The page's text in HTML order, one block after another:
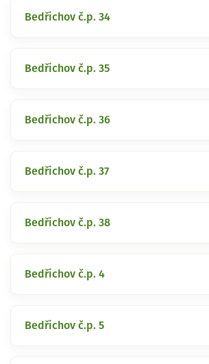
Bedřichov č.p. 34
Bedřichov č.p. 35
Bedřichov č.p. 36
Bedřichov č.p. 37
Bedřichov č.p. 38
Bedřichov č.p. 4
Bedřichov č.p. 5